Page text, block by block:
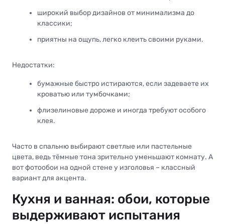
широкий выбор дизайнов от минимализма до
классики;
приятны на ощупь, легко клеить своими руками.
Недостатки:
бумажные быстро истираются, если задеваете их
кроватью или тумбочками;
флизелиновые дороже и иногда требуют особого
клея.
Часто в спальню выбирают светлые или пастельные
цвета, ведь тёмные тона зрительно уменьшают комнату. А
вот фотообои на одной стене у изголовья – классный
вариант для акцента.
Кухня и ванная: обои, которые
выдерживают испытания